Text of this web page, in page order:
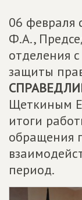
06 февраля
Ф.А.,
отделения
защиты
Щеткиным
итоги
обращения
период.